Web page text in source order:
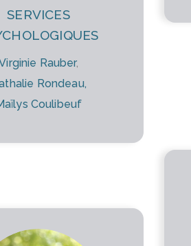
SERVICES
Rauber,
Rondeau,
Coulibeuf